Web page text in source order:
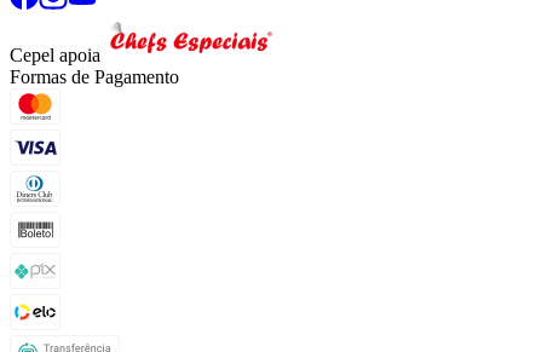
Cepel apoia
Formas de Pagamento